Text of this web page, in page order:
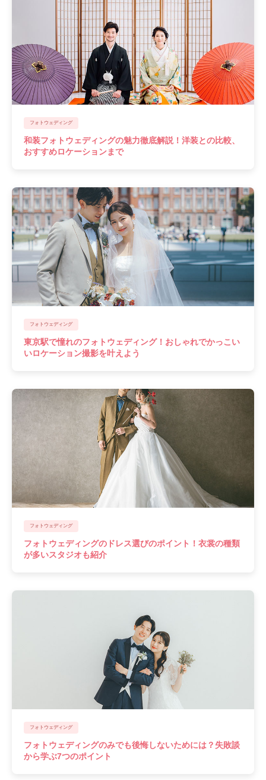
フォトウェディング
和装フォトウェディングの魅力徹底解説！洋装との比較、
おすすめロケーションまで
フォトウェディング
東京駅で憧れのフォトウェディング！おしゃれでかっこい
いロケーション撮影を叶えよう
フォトウェディング
フォトウェディングのドレス選びのポイント！衣裳の種類
が多いスタジオも紹介
フォトウェディング
フォトウェディングのみでも後悔しないためには？失敗談
から学ぶ7つのポイント